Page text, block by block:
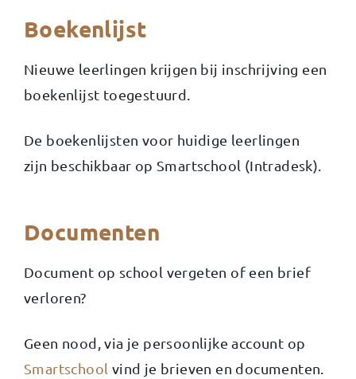
Boekenlijst
Nieuwe leerlingen krijgen bij inschrijving een
boekenlijst toegestuurd.
De boekenlijsten voor huidige leerlingen
zijn beschikbaar op Smartschool (Intradesk).
Documenten
Document op school vergeten of een brief
verloren?
Geen nood, via je persoonlijke account op
Smartschool vind je brieven en documenten.